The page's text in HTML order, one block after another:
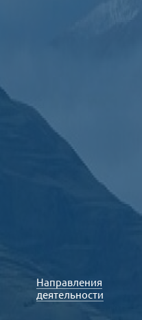
Направления
деятельности